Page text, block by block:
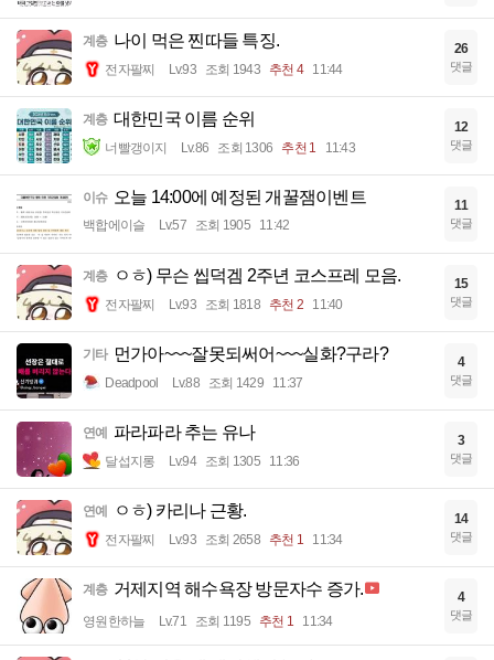
계층 나이 먹은 찐따들 특징.
전자팔찌 Lv.93 조회 1943 추천 4 11:44
26
댓글
계층 대한민국 이름 순위
너빨갱이지 Lv.86 조회 1306 추천 1 11:43
12
댓글
이슈 오늘 14:00에 예정된 개꿀잼이벤트
백합에이슬 Lv.57 조회 1905 11:42
11
댓글
계층 ㅇㅎ) 무슨 씹덕겜 2주년 코스프레 모음.
전자팔찌 Lv.93 조회 1818 추천 2 11:40
15
댓글
기타 먼가아~~~잘못되써어~~~실화?구라?
Deadpool Lv.88 조회 1429 11:37
4
댓글
연예 파라파라 추는 유나
달섭지롱 Lv.94 조회 1305 11:36
3
댓글
연예 ㅇㅎ) 카리나 근황.
전자팔찌 Lv.93 조회 2658 추천 1 11:34
14
댓글
계층 거제지역 해수욕장 방문자수 증가.
영원한하늘 Lv.71 조회 1195 추천 1 11:34
4
댓글